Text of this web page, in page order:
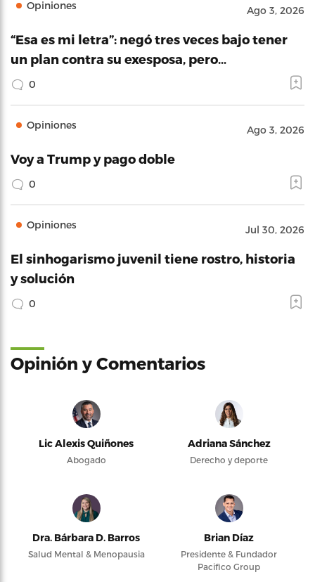
Opiniones Ago 3, 2026
“Esa es mi letra”: negó tres veces bajo tener
un plan contra su exesposa, pero…
0
Opiniones Ago 3, 2026
Voy a Trump y pago doble
0
Opiniones Jul 30, 2026
El sinhogarismo juvenil tiene rostro, historia
y solución
0
Opinión y Comentarios
Lic Alexis Quiñones
Abogado
Adriana Sánchez
Derecho y deporte
Dra. Bárbara D. Barros
Salud Mental & Menopausia
Brian Díaz
Presidente & Fundador
Pacifico Group